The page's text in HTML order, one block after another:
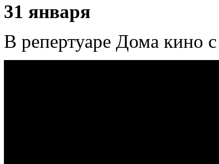
31 января
В репертуаре Дома кино